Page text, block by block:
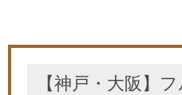
【神戸・大阪】